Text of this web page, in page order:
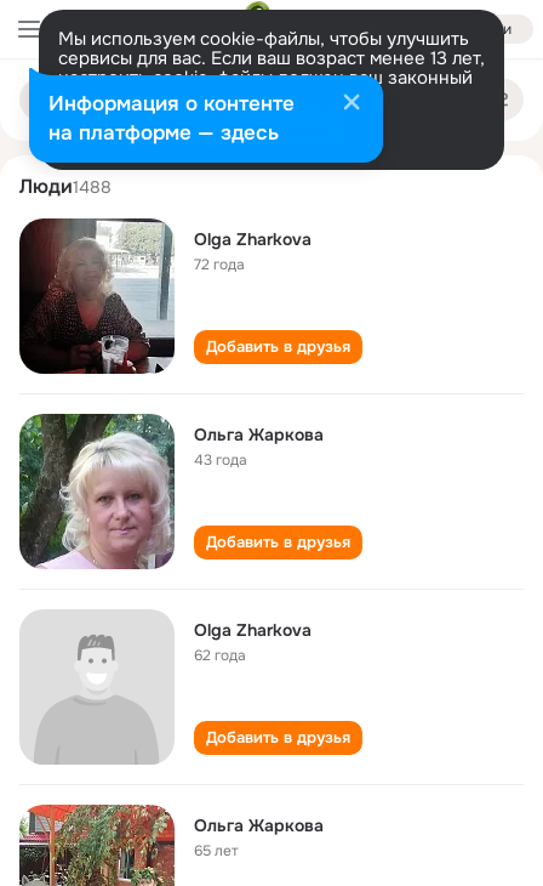
Войти
Мы используем cookie-файлы, чтобы улучшить
сервисы для вас. Если ваш возраст менее 13 лет,
настроить cookie-файлы должен ваш законный
представитель. Больше информации
Разрешить все Настроить
Поиск
людям
olga zharkova
Люди1488
Olga Zharkova
72 года
Добавить в друзья
Ольга Жаркова
43 года
Добавить в друзья
Olga Zharkova
62 года
Добавить в друзья
Ольга Жаркова
65 лет
Информация о контенте
на платформе — здесь